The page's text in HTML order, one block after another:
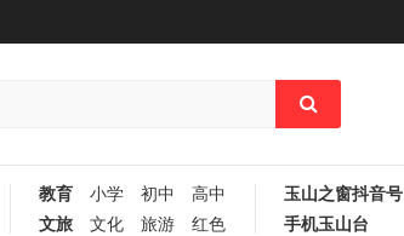
教育 小学 初中
高中
文旅
文化 旅游 红色
玉山之窗抖音号
手机玉山台